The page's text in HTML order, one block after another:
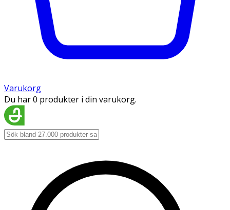
Varukorg
Du har 0 produkter i din varukorg.